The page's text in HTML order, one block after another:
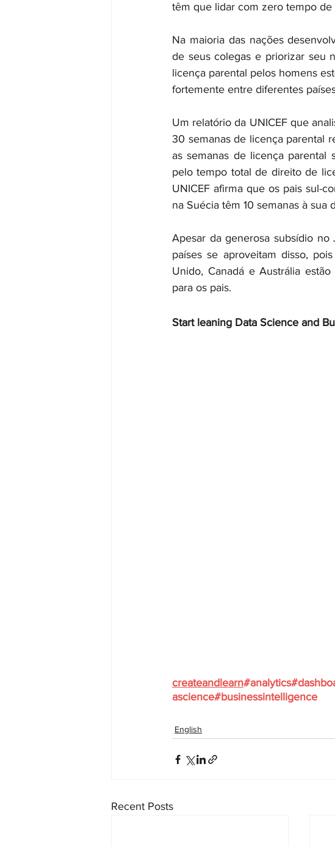
têm que lidar com zero tempo
Na maioria das nações
de seus colegas e priorizar seu
licença parental pelos homens
fortemente entre diferentes
Um relatório da UNICEF que
30 semanas de licença parental
as semanas de licença parental
pelo tempo total de direito de
UNICEF afirma que os pais sul-
na Suécia têm 10 semanas à sua
Apesar da generosa subsídio
países se aproveitam disso,
Unido, Canadá e Austrália
para os pais.
Start leaning Data Science and
createandlearn#analytics
ascience#businessintelligence
English
Recent Posts